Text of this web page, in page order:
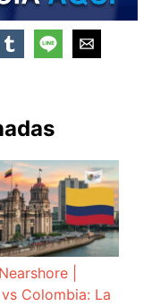
|
Colombia: La